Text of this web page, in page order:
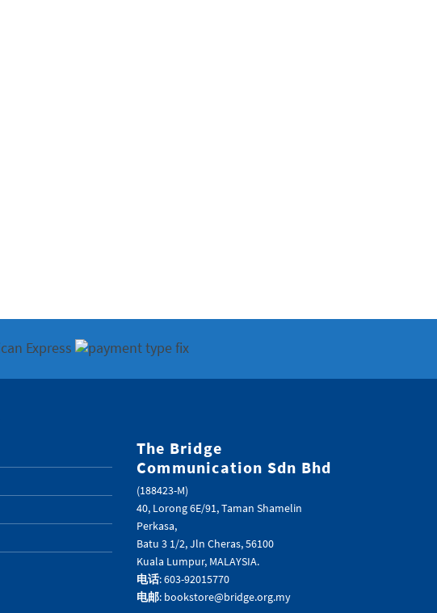
The Bridge
Communication Sdn Bhd
(188423-M)
40, Lorong 6E/91, Taman Shamelin
Perkasa,
Batu 3 1/2, Jln Cheras, 56100
Kuala Lumpur, MALAYSIA.
电话: 603-92015770
电邮: bookstore@bridge.org.my